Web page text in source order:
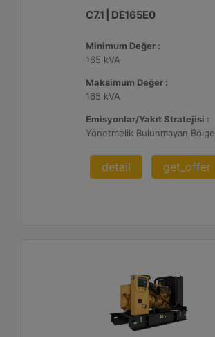
C7.1 | DE165E0
Minimum Değer :
165 kVA
Maksimum Değer :
165 kVA
Emisyonlar/Yakıt Stratejisi :
Yönetmelik Bulunmayan Bölge
detail get_offer